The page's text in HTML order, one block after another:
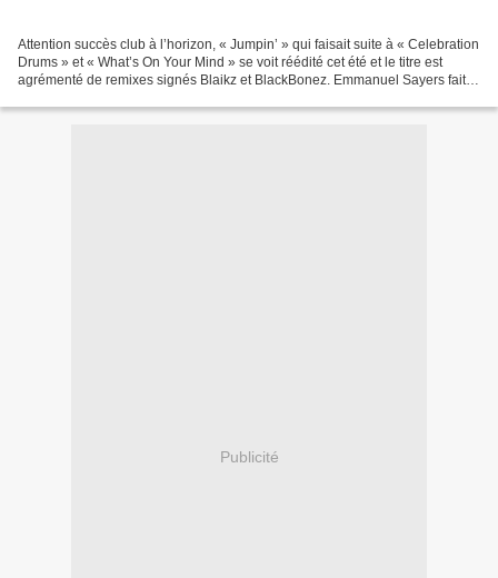
Attention succès club à l’horizon, « Jumpin’ » qui faisait suite à « Celebration
Drums » et « What’s On Your Mind » se voit réédité cet été et le titre est
agrémenté de remixes signés Blaikz et BlackBonez. Emmanuel Sayers fait
Publicité